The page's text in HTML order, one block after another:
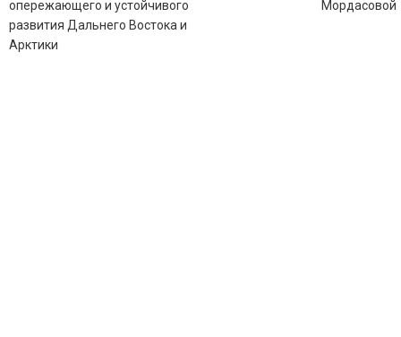
опережающего и устойчивого
развития Дальнего Востока и
Арктики
Мордасовой